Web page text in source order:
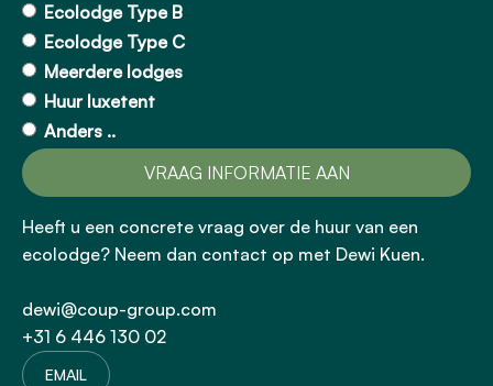
Ecolodge Type B
Ecolodge Type C
Meerdere lodges
Huur luxetent
Anders ..
Heeft u een concrete vraag over de huur van een
ecolodge? Neem dan contact op met Dewi Kuen.
dewi@coup-group.com
+31 6 446 130 02
EMAIL